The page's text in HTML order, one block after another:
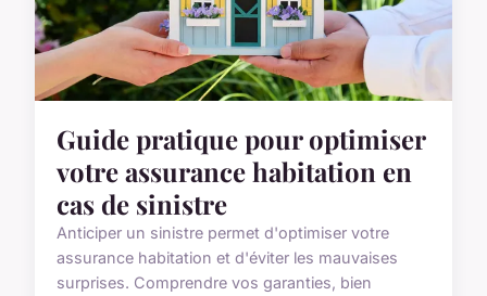
Guide pratique pour optimiser
votre assurance habitation en
cas de sinistre
Anticiper un sinistre permet d'optimiser votre
assurance habitation et d'éviter les mauvaises
surprises. Comprendre vos garanties, bien